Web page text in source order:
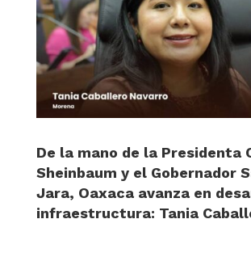
De la mano de la Presidenta
Sheinbaum y el Gobernador
Jara, Oaxaca avanza en
infraestructura: Tania